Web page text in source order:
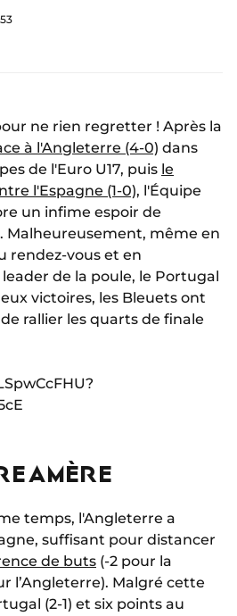
ne rien regretter ! Après la
à l'Angleterre (4-0) dans
de l'Euro U17, puis le
l'Espagne (1-0), l'Équipe
un infime espoir de
Malheureusement, même en
rendez-vous et en
de la poule, le Portugal
victoires, les Bleuets ont
rallier les quarts de finale
AMÈRE
temps, l'Angleterre a
suffisant pour distancer
de buts (-2 pour la
l’Angleterre). Malgré cette
(2-1) et six points au